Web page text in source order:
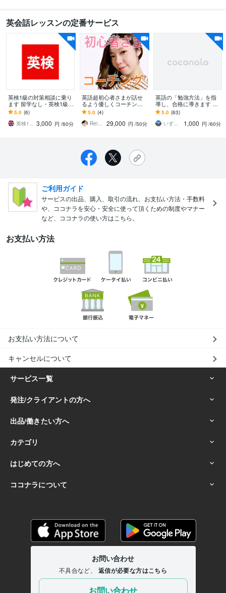
英会話レッスンの定番サービス
英検1級の対策相談に乗り
ます 留学なし・英検1級逆
転合格者による課題分
析、対策
5.0 (6)
英検1級翻訳家 3,000 円 /60分
英語超初心者さまが話せ
るよう優しくコーチング
します 生活スタイルでカ
スタマイズ！伝わる英語
を作っていきましょう！
5.0 (4)
Reina k
29,000 円 /50分
英語の「勉強方法」を指
導し、合格に導きます 学
生対象) 高校・大学受験や
英検TOEICなど資格試験
まで
5.0 (63)
いずみ オンライン英語
1,000 円 /60分
ご利用ガイド
サービスの出品、購入、取引の流れ、お支払い方法・手数料
や、ココナラを安心・安全に使って頂くための制度やマナー
など、ココナラの使い方はこちら。
お支払い方法
お支払い方法について
キャンセルについて